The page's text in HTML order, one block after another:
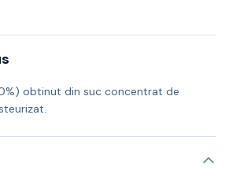
obtinut din suc concentrat de